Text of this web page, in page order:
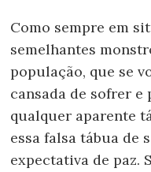
Como sempre em
semelhantes
população, que se
cansada de sofrer e
qualquer aparente
essa falsa tábua de
expectativa de paz.